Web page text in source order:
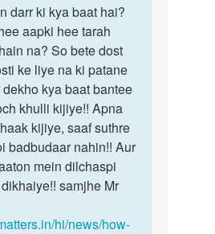
darr ki kya baat hai?
aapki hee tarah
na? So bete dost
ke liye na ki patane
kya baat bantee
khulli kijiye!! Apna
kijiye, saaf suthre
badbudaar nahin!! Aur
mein dilchaspi
samjhe Mr
hi/news/how-